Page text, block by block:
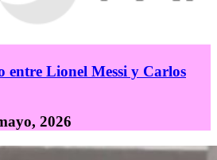
entre Lionel Messi y Carlos
2026